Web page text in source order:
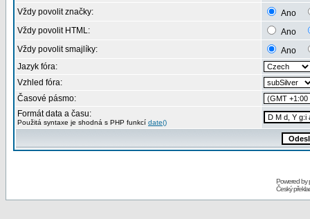
Vždy povolit značky:
Ano
Vždy povolit HTML:
Ano
Vždy povolit smajlíky:
Ano
Jazyk fóra:
Vzhled fóra:
Časové pásmo:
Formát data a času:
Použitá syntaxe je shodná s PHP funkcí date()
Powered by
Český